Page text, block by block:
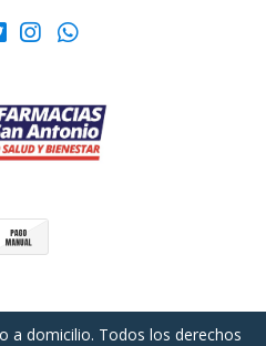
a domicilio. Todos los derechos